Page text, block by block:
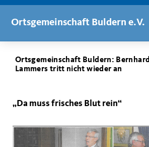
Ortsgemeinschaft Buldern e.V.
Ortsgemeinschaft Buldern: Bernhard
Lammers tritt nicht wieder an
„Da muss frisches Blut rein“